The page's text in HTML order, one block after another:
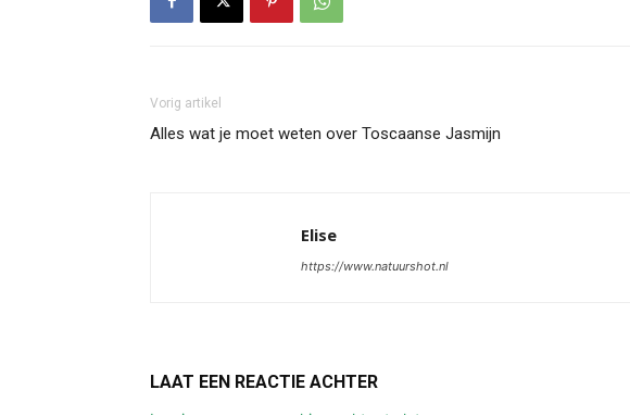
Vorig artikel
Alles wat je moet weten over Toscaanse Jasmijn
Elise
https://www.natuurshot.nl
LAAT EEN REACTIE ACHTER